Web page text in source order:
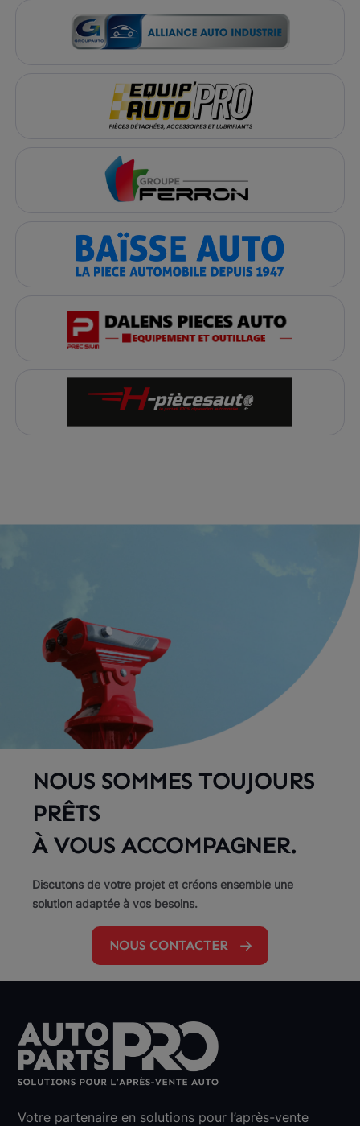
NOUS SOMMES TOUJOURS
PRÊTS
À VOUS ACCOMPAGNER.
Discutons de votre projet et créons ensemble une
solution adaptée à vos besoins.
NOUS CONTACTER
Votre partenaire en solutions pour l’après-vente